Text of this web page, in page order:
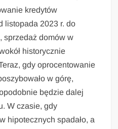
kredytów
listopada 2023 r. do
sprzedaż domów w
historycznie
gdy oprocentowanie
w górę,
będzie dalej
W czasie, gdy
hipotecznych spadało, a